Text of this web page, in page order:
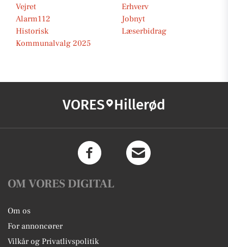
Vejret
Erhverv
Alarm112
Jobnyt
Historisk
Læserbidrag
Kommunalvalg 2025
VORES Hillerød
OM VORES DIGITAL
Om os
For annoncører
Vilkår og Privatlivspolitik